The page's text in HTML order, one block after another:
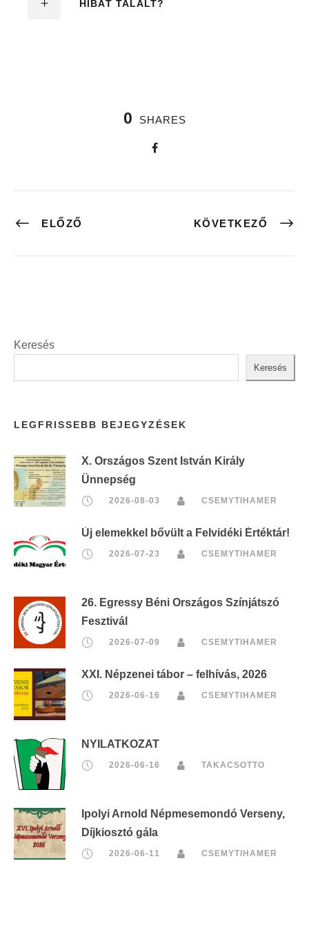
HIBÁT TALÁLT?
0 SHARES
ELŐZŐ KÖVETKEZŐ
Keresés
Keresés
LEGFRISSEBB BEJEGYZÉSEK
X. Országos Szent István Király
Ünnepség
2026-08-03 CSEMYTIHAMER
Új elemekkel bővült a Felvidéki Értéktár!
2026-07-23 CSEMYTIHAMER
26. Egressy Béni Országos Színjátszó
Fesztivál
2026-07-09 CSEMYTIHAMER
XXI. Népzenei tábor – felhívás, 2026
2026-06-16 CSEMYTIHAMER
NYILATKOZAT
2026-06-16 TAKACSOTTO
Ipolyi Arnold Népmesemondó Verseny,
Díjkiosztó gála
2026-06-11 CSEMYTIHAMER